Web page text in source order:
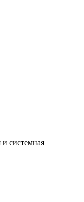
системная